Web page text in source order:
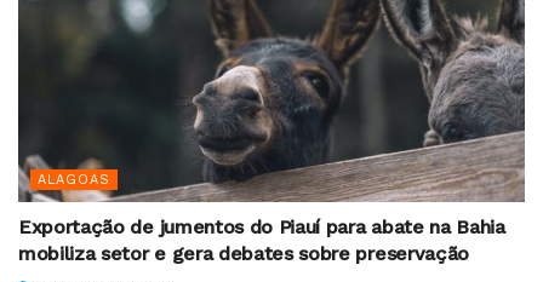
ALAGOAS
Exportação de jumentos do Piauí para abate na Bahia
mobiliza setor e gera debates sobre preservação